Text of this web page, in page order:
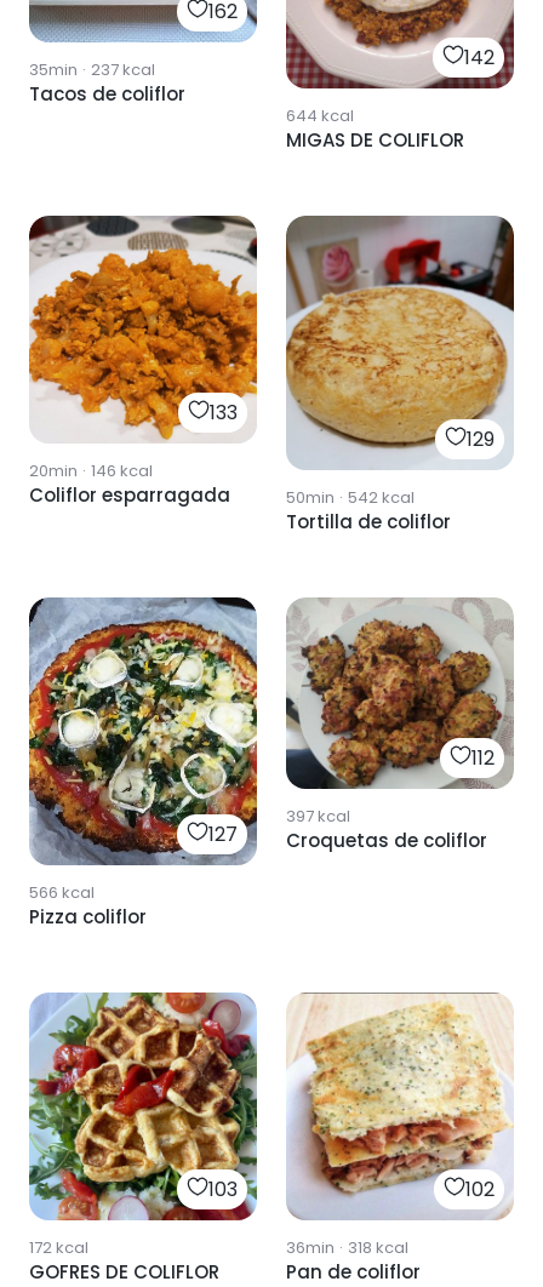
162
35min · 237kcal
Tacos de coliflor
142
644 kcal
MIGAS DE COLIFLOR
133
20min · 146 kcal
Coliflor esparragada
129
50min · 542kcal
Tortilla de coliflor
127
566 kcal
Pizza coliflor
112
397kcal
Croquetas de coliflor
103
172kcal
GOFRES DE COLIFLOR
102
36min · 318 kcal
Pan de coliflor